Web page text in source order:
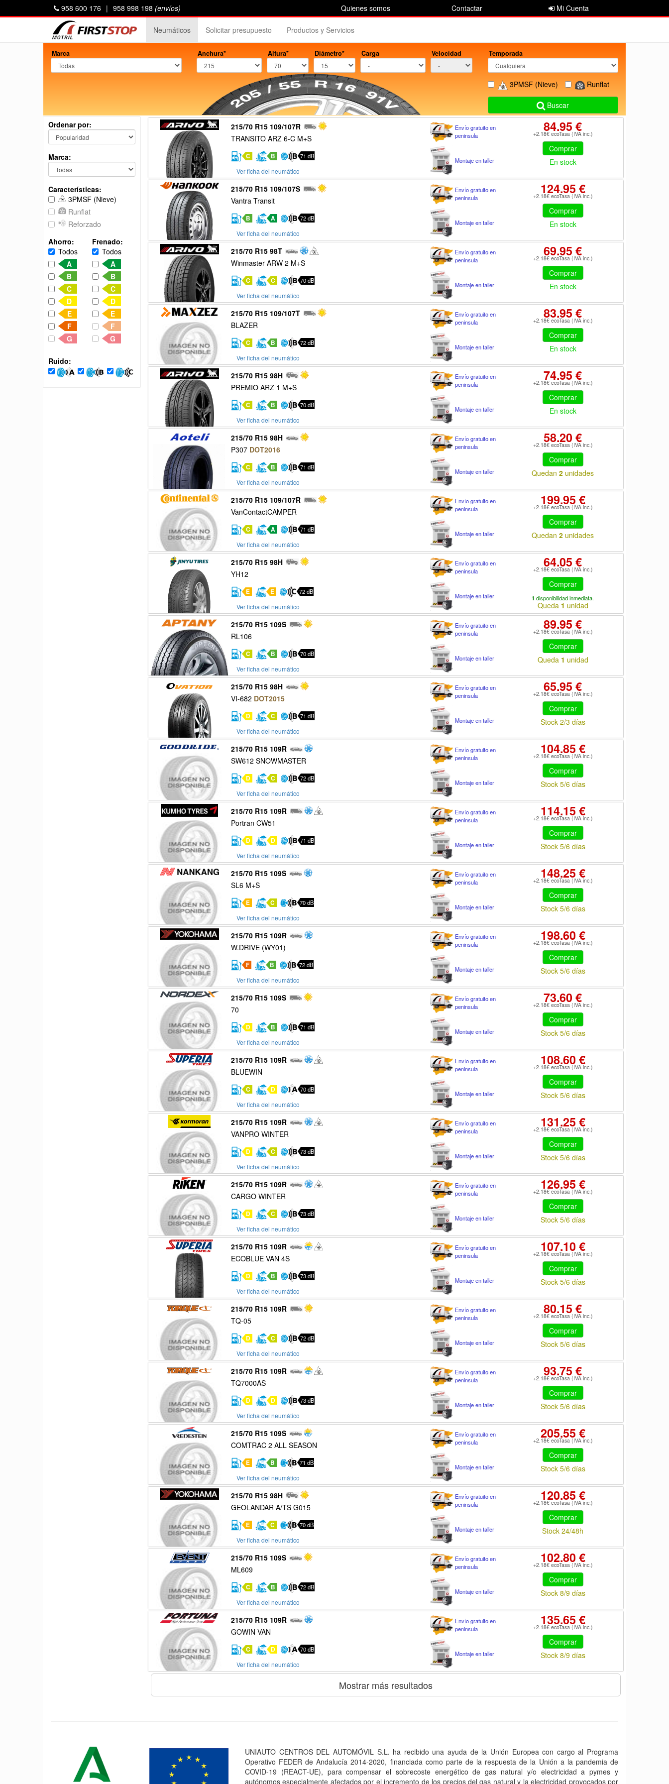
Quienes somos Contactar Mi Cuenta
958 600 176 | 958 998 198 (envíos)
Neumáticos Solicitar presupuesto Productos y Servicios
Marca Anchura* Altura* Diámetro* Carga Velocidad Temporada
3PMSF (Nieve) Runflat
Buscar
Ordenar por:
Marca:
Características:
3PMSF (Nieve)
Runflat
Reforzado
Ahorro:
Todos
A
B
C
D
E
F
G
Frenado:
Todos
A
B
C
D
E
F
G
Ruido:
215/70 R15 109/107R
TRANSITO ARZ 6-C M+S
C B 71 dB
Ver ficha del neumático
Envío gratuito en
peninsula
Montaje en taller
84.95 €
+2.18€ ecoTasa (IVA inc.)
Comprar
En stock
215/70 R15 109/107S
Vantra Transit
B A 72 dB
Ver ficha del neumático
Envío gratuito en
peninsula
Montaje en taller
124.95 €
+2.18€ ecoTasa (IVA inc.)
Comprar
En stock
215/70 R15 98T
Winmaster ARW 2 M+S
C C 70 dB
Ver ficha del neumático
Envío gratuito en
peninsula
Montaje en taller
69.95 €
+2.18€ ecoTasa (IVA inc.)
Comprar
En stock
215/70 R15 109/107T
BLAZER
C B 72 dB
Ver ficha del neumático
Envío gratuito en
peninsula
Montaje en taller
83.95 €
+2.18€ ecoTasa (IVA inc.)
Comprar
En stock
215/70 R15 98H
PREMIO ARZ 1 M+S
C B 70 dB
Ver ficha del neumático
Envío gratuito en
peninsula
Montaje en taller
74.95 €
+2.18€ ecoTasa (IVA inc.)
Comprar
En stock
215/70 R15 98H
P307 DOT2016
C B 71 dB
Ver ficha del neumático
Envío gratuito en
peninsula
Montaje en taller
58.20 €
+2.18€ ecoTasa (IVA inc.)
Comprar
Quedan2 unidades
215/70 R15 109/107R
VanContactCAMPER
C A 71 dB
Ver ficha del neumático
Envío gratuito en
peninsula
Montaje en taller
199.95 €
+2.18€ ecoTasa (IVA inc.)
Comprar
Quedan2 unidades
215/70 R15 98H
YH12
E E 72 dB
Ver ficha del neumático
Envío gratuito en
peninsula
Montaje en taller
64.05 €
+2.18€ ecoTasa (IVA inc.)
Comprar
1 disponibilidad inmediata.
Queda 1 unidad
215/70 R15 109S
RL106
C B 70 dB
Ver ficha del neumático
Envío gratuito en
peninsula
Montaje en taller
89.95 €
+2.18€ ecoTasa (IVA inc.)
Comprar
Queda 1 unidad
215/70 R15 98H
VI-682 DOT2015
D C 71 dB
Ver ficha del neumático
Envío gratuito en
peninsula
Montaje en taller
65.95 €
+2.18€ ecoTasa (IVA inc.)
Comprar
Stock 2/3 días
215/70 R15 109R
SW612 SNOWMASTER
D C 72 dB
Ver ficha del neumático
Envío gratuito en
peninsula
Montaje en taller
104.85 €
+2.18€ ecoTasa (IVA inc.)
Comprar
Stock 5/6 días
215/70 R15 109R
Portran CW51
D D 71 dB
Ver ficha del neumático
Envío gratuito en
peninsula
Montaje en taller
114.15 €
+2.18€ ecoTasa (IVA inc.)
Comprar
Stock 5/6 días
215/70 R15 109S
SL6 M+S
E C 70 dB
Ver ficha del neumático
Envío gratuito en
peninsula
Montaje en taller
148.25 €
+2.18€ ecoTasa (IVA inc.)
Comprar
Stock 5/6 días
215/70 R15 109R
W.DRIVE (WY01)
F B 72 dB
Ver ficha del neumático
Envío gratuito en
peninsula
Montaje en taller
198.60 €
+2.18€ ecoTasa (IVA inc.)
Comprar
Stock 5/6 días
215/70 R15 109S
70
D B 71 dB
Ver ficha del neumático
Envío gratuito en
peninsula
Montaje en taller
73.60 €
+2.18€ ecoTasa (IVA inc.)
Comprar
Stock 5/6 días
215/70 R15 109R
BLUEWIN
C D 70 dB
Ver ficha del neumático
Envío gratuito en
peninsula
Montaje en taller
108.60 €
+2.18€ ecoTasa (IVA inc.)
Comprar
Stock 5/6 días
215/70 R15 109R
VANPRO WINTER
D C 73 dB
Ver ficha del neumático
Envío gratuito en
peninsula
Montaje en taller
131.25 €
+2.18€ ecoTasa (IVA inc.)
Comprar
Stock 5/6 días
215/70 R15 109R
CARGO WINTER
D C 73 dB
Ver ficha del neumático
Envío gratuito en
peninsula
Montaje en taller
126.95 €
+2.18€ ecoTasa (IVA inc.)
Comprar
Stock 5/6 días
215/70 R15 109R
ECOBLUE VAN 4S
D B 73 dB
Ver ficha del neumático
Envío gratuito en
peninsula
Montaje en taller
107.10 €
+2.18€ ecoTasa (IVA inc.)
Comprar
Stock 5/6 días
215/70 R15 109R
TQ-05
D C 72 dB
Ver ficha del neumático
Envío gratuito en
peninsula
Montaje en taller
80.15 €
+2.18€ ecoTasa (IVA inc.)
Comprar
Stock 5/6 días
215/70 R15 109R
TQ7000AS
D D 73 dB
Ver ficha del neumático
Envío gratuito en
peninsula
Montaje en taller
93.75 €
+2.18€ ecoTasa (IVA inc.)
Comprar
Stock 5/6 días
215/70 R15 109S
COMTRAC 2 ALL SEASON
E B 71 dB
Ver ficha del neumático
Envío gratuito en
peninsula
Montaje en taller
205.55 €
+2.18€ ecoTasa (IVA inc.)
Comprar
Stock 5/6 días
215/70 R15 98H
GEOLANDAR A/TS G015
E C 70 dB
Ver ficha del neumático
Envío gratuito en
peninsula
Montaje en taller
120.85 €
+2.18€ ecoTasa (IVA inc.)
Comprar
Stock 24/48h
215/70 R15 109S
ML609
C B 72 dB
Ver ficha del neumático
Envío gratuito en
peninsula
Montaje en taller
102.80 €
+2.18€ ecoTasa (IVA inc.)
Comprar
Stock 8/9 días
215/70 R15 109R
GOWIN VAN
C D 70 dB
Ver ficha del neumático
Envío gratuito en
peninsula
Montaje en taller
135.65 €
+2.18€ ecoTasa (IVA inc.)
Comprar
Stock 8/9 días
Mostrar más resultados
UNIAUTO CENTROS DEL AUTOMÓVIL S.L. ha recibido una ayuda de la Unión Europea con cargo al Programa
Operativo FEDER de Andalucía 2014-2020, financiada como parte de la respuesta de la Unión a la pandemia de
COVID-19 (REACT-UE), para compensar el sobrecoste energético de gas natural y/o electricidad a pymes y
autónomos especialmente afectados por el incremento de los precios del gas natural y la electricidad provocados por